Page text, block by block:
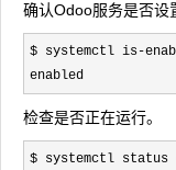
确认Odoo服务是否设
$ systemctl is-
enabled
检查是否正在运行。
$ systemctl status